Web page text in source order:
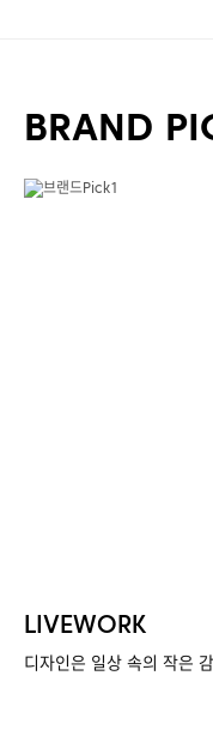
BRAND
LIVEWORK
디자인은 일상 속의 작은